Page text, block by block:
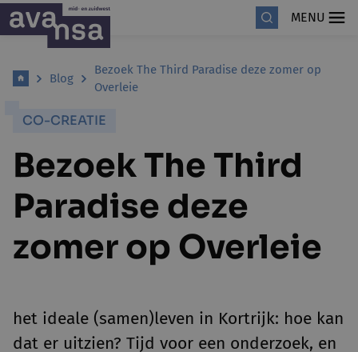
MENU
Blog
Bezoek The Third Paradise deze zomer op
Overleie
CO-CREATIE
Bezoek The Third
Paradise deze
zomer op Overleie
het ideale (samen)leven in Kortrijk: hoe kan
dat er uitzien? Tijd voor een onderzoek, en